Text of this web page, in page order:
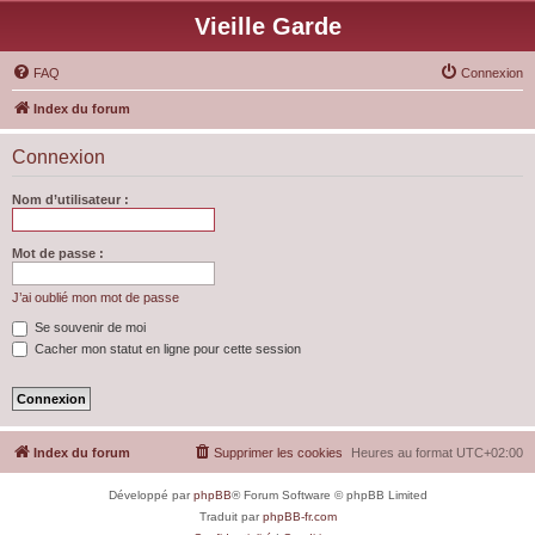
Vieille Garde
FAQ Connexion
Index du forum
Connexion
Nom d’utilisateur :
Mot de passe :
J’ai oublié mon mot de passe
Se souvenir de moi
Cacher mon statut en ligne pour cette session
Index du forum Heures au format UTC+02:00
Supprimer les cookies
Développé parphpBB® Forum Software © phpBB Limited
Traduit parphpBB-fr.com